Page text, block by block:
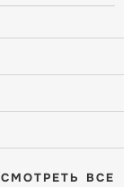
СМОТРЕТЬ ВСЕ